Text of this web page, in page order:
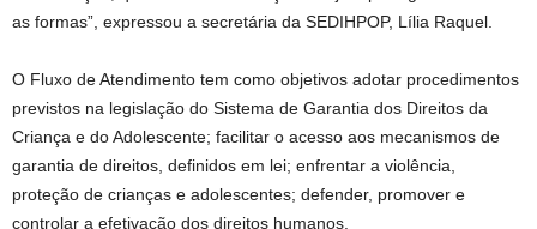
as formas”, expressou a secretária da SEDIHPOP, Lília Raquel.
O Fluxo de Atendimento tem como objetivos adotar procedimentos
previstos na legislação do Sistema de Garantia dos Direitos da
Criança e do Adolescente; facilitar o acesso aos mecanismos de
garantia de direitos, definidos em lei; enfrentar a violência,
proteção de crianças e adolescentes; defender, promover e
controlar a efetivação dos direitos humanos.